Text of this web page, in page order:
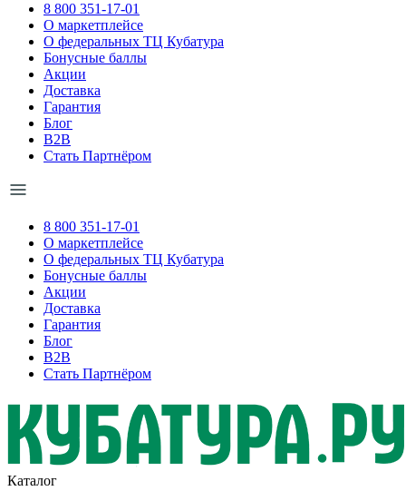
8 800 351-17-01
О маркетплейсе
О федеральных ТЦ Кубатура
Бонусные баллы
Акции
Доставка
Гарантия
Блог
B2B
Стать Партнёром
8 800 351-17-01
О маркетплейсе
О федеральных ТЦ Кубатура
Бонусные баллы
Акции
Доставка
Гарантия
Блог
B2B
Стать Партнёром
Каталог